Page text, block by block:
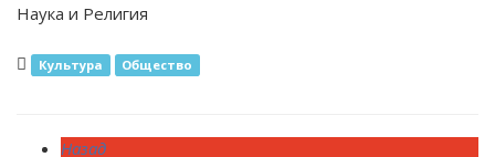
Наука и Религия
Культура Общество
Назад